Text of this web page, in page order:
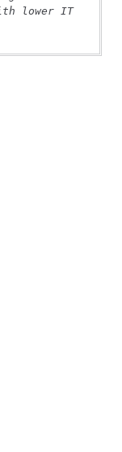
lower IT